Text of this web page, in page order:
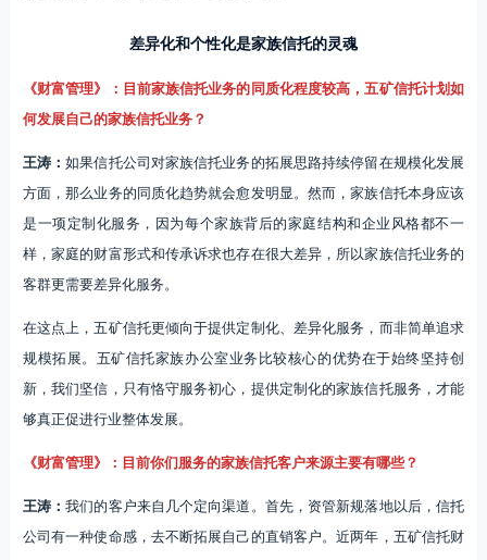
差异化和个性化是家族信托的灵魂
《财富管理》：目前家族信托业务的同质化程度较高，五矿信托计划如
何发展自己的家族信托业务？
王涛：如果信托公司对家族信托业务的拓展思路持续停留在规模化发展
方面，那么业务的同质化趋势就会愈发明显。然而，家族信托本身应该
是一项定制化服务，因为每个家族背后的家庭结构和企业风格都不一
样，家庭的财富形式和传承诉求也存在很大差异，所以家族信托业务的
客群更需要差异化服务。
在这点上，五矿信托更倾向于提供定制化、差异化服务，而非简单追求
规模拓展。五矿信托家族办公室业务比较核心的优势在于始终坚持创
新，我们坚信，只有恪守服务初心，提供定制化的家族信托服务，才能
够真正促进行业整体发展。
《财富管理》：目前你们服务的家族信托客户来源主要有哪些？
王涛：我们的客户来自几个定向渠道。首先，资管新规落地以后，信托
公司有一种使命感，去不断拓展自己的直销客户。近两年，五矿信托财